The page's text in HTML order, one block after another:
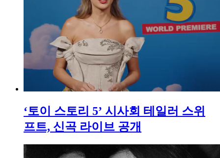
‘토이 스토리 5’ 시사회 테일러 스위
프트, 신곡 라이브 공개